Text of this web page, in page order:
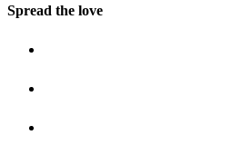
Spread the love